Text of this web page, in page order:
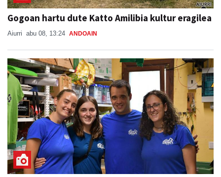
Gogoan hartu dute Katto Amilibia kultur eragilea
Aiurri abu 08, 13:24 ANDOAIN